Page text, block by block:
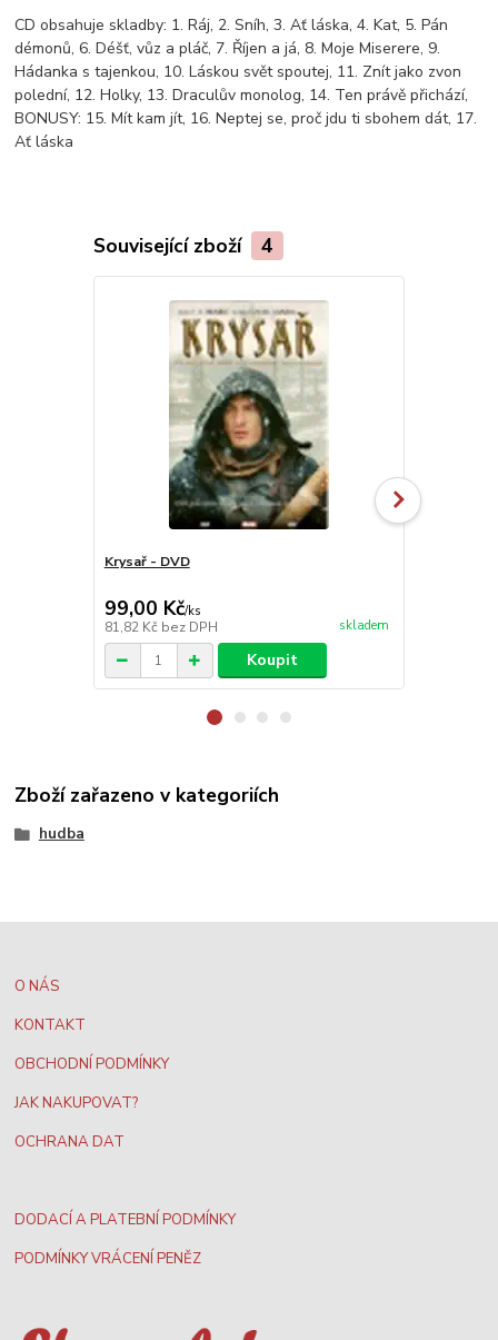
CD obsahuje skladby: 1. Ráj, 2. Sníh, 3. Ať láska, 4. Kat, 5. Pán
démonů, 6. Déšť, vůz a pláč, 7. Říjen a já, 8. Moje Miserere, 9.
Hádanka s tajenkou, 10. Láskou svět spoutej, 11. Znít jako zvon
polední, 12. Holky, 13. Draculův monolog, 14. Ten právě přichází,
BONUSY: 15. Mít kam jít, 16. Neptej se, proč jdu ti sbohem dát, 17.
Ať láska
Související zboží 4
Krysař - DVD
99,00 Kč/ks
81,82 Kč bez DPH skladem
Koupit
Zboží zařazeno v kategoriích
hudba
O NÁS
KONTAKT
OBCHODNÍ PODMÍNKY
JAK NAKUPOVAT?
OCHRANA DAT
DODACÍ A PLATEBNÍ PODMÍNKY
PODMÍNKY VRÁCENÍ PENĚZ